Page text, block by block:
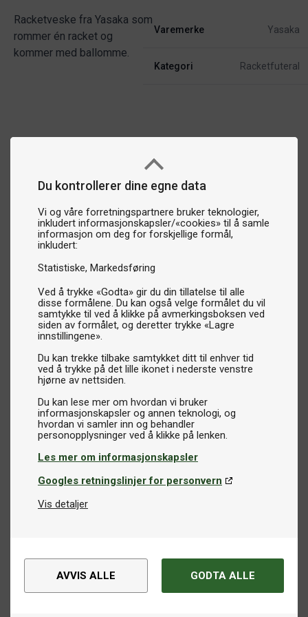
Du kontrollerer dine egne data
Vi og våre forretningspartnere bruker teknologier,
inkludert informasjonskapsler/«cookies» til å samle
informasjon om deg for forskjellige formål,
inkludert:
Statistiske Markedsføring
Ved å trykke «Godta» gir du din tillatelse til alle
disse formålene. Du kan også velge formålet du vil
samtykke til ved å klikke på avmerkingsboksen ved
siden av formålet, og deretter trykke «Lagre
innstillingene».
Du kan trekke tilbake samtykket ditt til enhver tid
ved å trykke på det lille ikonet i nederste venstre
hjørne av nettsiden.
Du kan lese mer om hvordan vi bruker
informasjonskapsler og annen teknologi, og
hvordan vi samler inn og behandler
Les mer om informasjonskapsler
Googles retningslinjer for personvern
Vis detaljer
AVVIS ALLE GODTA ALLE
Racketveske fra Yasaka som
rommer én racket og
kommer med ballomme.
Varemerke Yasaka
Kategori Racketfuteral